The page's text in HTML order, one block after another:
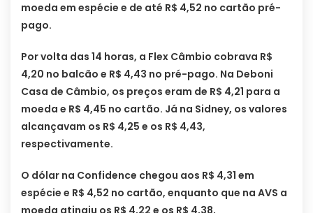
moeda em espécie e de até R$ 4,52 no cartão pré-
pago.
Por volta das 14 horas, a Flex Câmbio cobrava R$
4,20 no balcão e R$ 4,43 no pré-pago. Na Deboni
Casa de Câmbio, os preços eram de R$ 4,21 para a
moeda e R$ 4,45 no cartão. Já na Sidney, os valores
alcançavam os R$ 4,25 e os R$ 4,43,
respectivamente.
O dólar na Confidence chegou aos R$ 4,31 em
espécie e R$ 4,52 no cartão, enquanto que na AVS a